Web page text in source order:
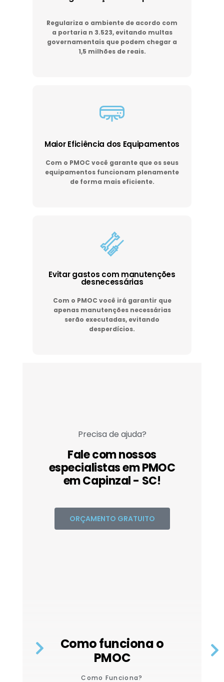
Regulariza o ambiente de acordo com
a portaria n 3.523, evitando multas
governamentais que podem chegar a
1,5 milhões de reais.
Maior Eficiência dos Equipamentos
Com o PMOC você garante que os seus
equipamentos funcionam plenamente
de forma mais eficiente.
Evitar gastos com manutenções
desnecessárias
Com o PMOC você irá garantir que
apenas manutenções necessárias
serão executadas, evitando
desperdícios.
Precisa de ajuda?
Fale com nossos
especialistas em PMOC
em Capinzal - SC!
ORÇAMENTO GRATUITO
Como funciona o
PMOC
Como Funciona?